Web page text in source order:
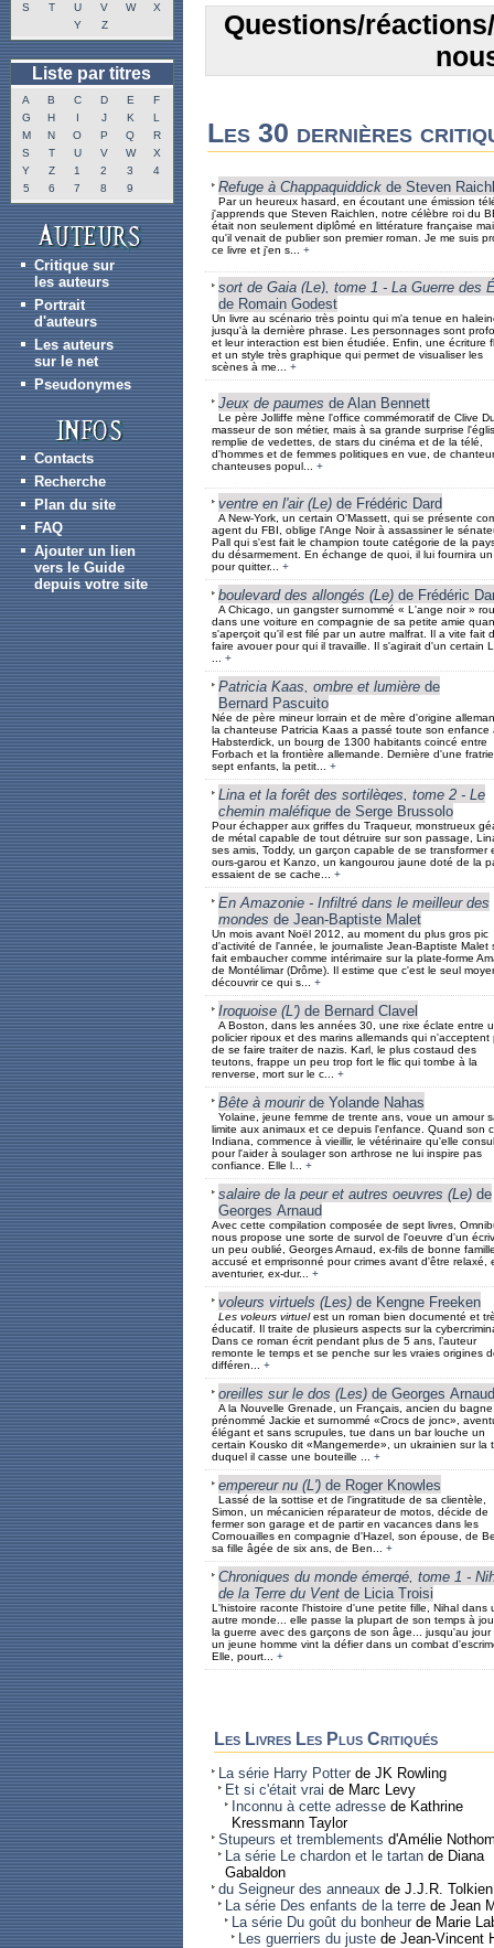
S
T U V W
X
Y
Z
Liste par titres
A B C D E
F
G
H I J K
L
M
N O P Q
R
S
T U V W
X
Y
Z 1 2 3
4
5
6 7 8 9
Critique sur
les auteurs
Portrait
d'auteurs
Les auteurs
sur le net
Pseudonymes
Contacts
Recherche
Plan du site
FAQ
Ajouter un lien
vers le Guide
depuis votre site
Questions/
Les 30 dernières
Refuge à Chappaquiddickde Steven
Par un heureux hasard, en écoutant une émission
j'apprends que Steven Raichlen, notre célèbre roi du
était non seulement diplômé en littérature française
qu'il venait de publier son premier roman. Je me suis
ce livre et j'en s... +
sort de Gaia (Le), tome 1 - La Guerre des
de Romain Godest
Un livre au scénario très pointu qui m'a tenue en
jusqu'à la dernière phrase. Les personnages sont
et leur interaction est bien étudiée. Enfin, une écriture
et un style très graphique qui permet de visualiser les
scènes à me... +
Jeux de paumes de Alan Bennett
Le père Jolliffe mène l'office commémoratif de Clive
masseur de son métier, mais à sa grande surprise
remplie de vedettes, de stars du cinéma et de la télé,
d'hommes et de femmes politiques en vue, de
chanteuses popul... +
ventre en l'air (Le)de Frédéric Dard
A New-York, un certain O'Massett, qui se présente
agent du FBI, oblige l'Ange Noir à assassiner le
Pall qui s'est fait le champion toute catégorie de la
du désarmement. En échange de quoi, il lui fournira un
pour quitter... +
boulevard des allongés (Le)de Frédéric
A Chicago, un gangster surnommé « L'ange noir »
dans une voiture en compagnie de sa petite amie
s'aperçoit qu'il est filé par un autre malfrat. Il a vite fait
faire avouer pour qui il travaille. Il s'agirait d'un certain
+
Patricia Kaas, ombre et lumièrede
Bernard Pascuito
Née de père mineur lorrain et de mère d'origine
la chanteuse Patricia Kaas a passé toute son enfance
Habsterdick, un bourg de 1300 habitants coincé entre
Forbach et la frontière allemande. Dernière d'une
sept enfants, la petit... +
Lina et la forêt des sortilèges, tome 2 - Le
chemin maléfiquede Serge Brussolo
Pour échapper aux griffes du Traqueur, monstrueux
de métal capable de tout détruire sur son passage,
ses amis, Toddy, un garçon capable de se transformer
ours-garou et Kanzo, un kangourou jaune doté de la
essaient de se cache... +
En Amazonie - Infiltré dans le meilleur des
mondes de Jean-Baptiste Malet
Un mois avant Noël 2012, au moment du plus gros pic
d'activité de l'année, le journaliste Jean-Baptiste Malet
fait embaucher comme intérimaire sur la plate-forme
de Montélimar (Drôme). Il estime que c'est le seul
découvrir ce qui s... +
Iroquoise (L')de Bernard Clavel
A Boston, dans les années 30, une rixe éclate entre
policier ripoux et des marins allemands qui n'acceptent
de se faire traiter de nazis. Karl, le plus costaud des
teutons, frappe un peu trop fort le flic qui tombe à la
renverse, mort sur le c... +
Bête à mourirde Yolande Nahas
Yolaine, jeune femme de trente ans, voue un amour
limite aux animaux et ce depuis l'enfance. Quand son
Indiana, commence à vieillir, le vétérinaire qu'elle
pour l'aider à soulager son arthrose ne lui inspire pas
confiance. Elle l... +
salaire de la peur et autres oeuvres (Le)de
Georges Arnaud
Avec cette compilation composée de sept livres,
nous propose une sorte de survol de l'oeuvre d'un
un peu oublié, Georges Arnaud, ex-fils de bonne
accusé et emprisonné pour crimes avant d'être relaxé,
aventurier, ex-dur... +
voleurs virtuels (Les)de Kengne Freeken
Les voleurs virtuelest un roman bien documenté et
éducatif. Il traite de plusieurs aspects sur la
Dans ce roman écrit pendant plus de 5 ans, l’auteur
remonte le temps et se penche sur les vraies origines
différen... +
oreilles sur le dos (Les)de Georges Arnaud
A la Nouvelle Grenade, un Français, ancien du
prénommé Jackie et surnommé «Crocs de jonc»,
élégant et sans scrupules, tue dans un bar louche un
certain Kousko dit «Mangemerde», un ukrainien sur la
duquel il casse une bouteille ... +
empereur nu (L')de Roger Knowles
Lassé de la sottise et de l'ingratitude de sa clientèle,
Simon, un mécanicien réparateur de motos, décide de
fermer son garage et de partir en vacances dans les
Cornouailles en compagnie d'Hazel, son épouse, de
sa fille âgée de six ans, de Ben... +
Chroniques du monde émergé, tome 1 -
de la Terre du Ventde Licia Troisi
L'histoire raconte l'histoire d'une petite fille, Nihal dans
autre monde... elle passe la plupart de son temps à
la guerre avec des garçons de son âge... jusqu'au jour
un jeune homme vint la défier dans un combat
Elle, pourt... +
Les Livres Les Plus Critiqués
La série Harry Potterde JK Rowling
Et si c'était vrai de Marc Levy
Inconnu à cette adressede Kathrine
Kressmann Taylor
Stupeurs et tremblements d'Amélie
La série Le chardon et le tartande Diana
Gabaldon
du Seigneur des anneaux de J.J.R. Tolkien
La série Des enfants de la terrede Jean
La série Du goût du bonheurde Marie
Les guerriers du justede Jean-Vincent